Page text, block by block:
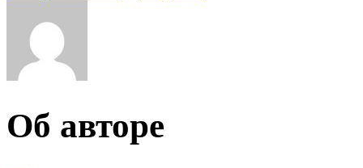
Об авторе